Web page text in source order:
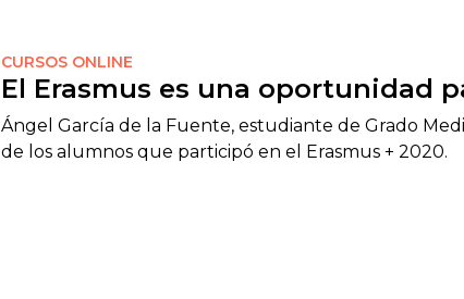
CURSOS ONLINE
El Erasmus es una oportunidad
Ángel García de la Fuente, estudiante de Grado
de los alumnos que participó en el Erasmus + 2020.